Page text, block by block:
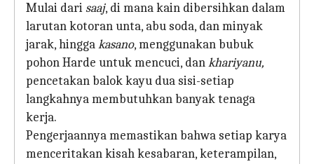
Mulai dari saaj, di mana kain dibersihkan dalam
larutan kotoran unta, abu soda, dan minyak
jarak, hinggakasano, menggunakan bubuk
pohon Harde untuk mencuci, dankhariyanu,
pencetakan balok kayu dua sisi-setiap
langkahnya membutuhkan banyak tenaga
kerja.
Pengerjaannya memastikan bahwa setiap karya
menceritakan kisah kesabaran, keterampilan,